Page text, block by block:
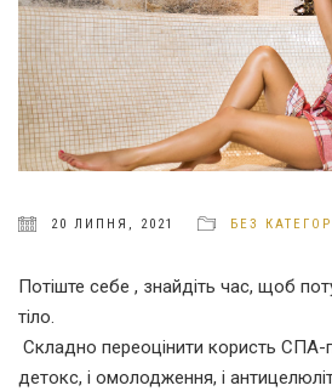
20 ЛИПНЯ, 2021 БЕЗ
Потіште себе , знайдіть час, щоб
тіло.
Складно переоцінити користь СПА-
детокс, і омолодження, і